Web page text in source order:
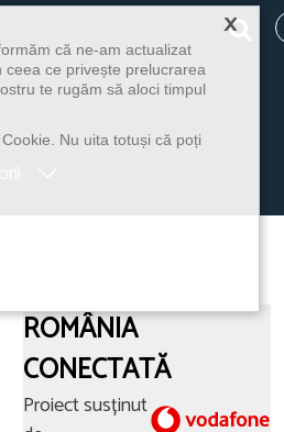
ROMÂNIA
CONECTATĂ
Proiect susținut
×
că ne-am actualizat
ce privește prelucrarea
te rugăm să aloci timpul
Nu uita totuși că poți